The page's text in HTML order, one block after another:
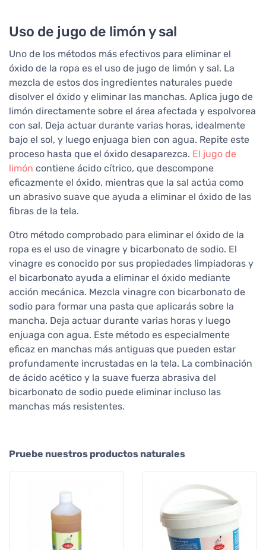
Uso de jugo de limón y sal
Uno de los métodos más efectivos para eliminar el
óxido de la ropa es el uso de jugo de limón y sal. La
mezcla de estos dos ingredientes naturales puede
disolver el óxido y eliminar las manchas. Aplica jugo de
limón directamente sobre el área afectada y espolvorea
con sal. Deja actuar durante varias horas, idealmente
bajo el sol, y luego enjuaga bien con agua. Repite este
proceso hasta que el óxido desaparezca. El jugo de
limón contiene ácido cítrico, que descompone
eficazmente el óxido, mientras que la sal actúa como
un abrasivo suave que ayuda a eliminar el óxido de las
fibras de la tela.
Otro método comprobado para eliminar el óxido de la
ropa es el uso de vinagre y bicarbonato de sodio. El
vinagre es conocido por sus propiedades limpiadoras y
el bicarbonato ayuda a eliminar el óxido mediante
acción mecánica. Mezcla vinagre con bicarbonato de
sodio para formar una pasta que aplicarás sobre la
mancha. Deja actuar durante varias horas y luego
enjuaga con agua. Este método es especialmente
eficaz en manchas más antiguas que pueden estar
profundamente incrustadas en la tela. La combinación
de ácido acético y la suave fuerza abrasiva del
bicarbonato de sodio puede eliminar incluso las
manchas más resistentes.
Pruebe nuestros productos naturales